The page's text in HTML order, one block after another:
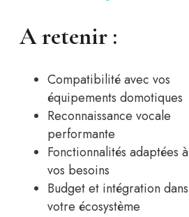
A retenir :
Compatibilité avec vos
équipements domotiques
Reconnaissance vocale
performante
Fonctionnalités adaptées à
vos besoins
Budget et intégration dans
votre écosystème